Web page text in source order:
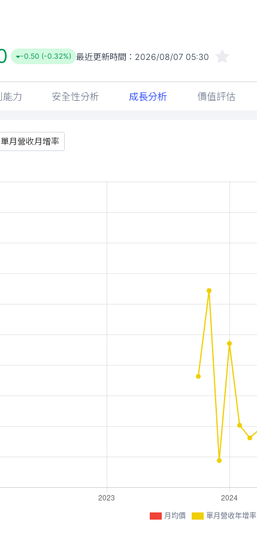
-0.50 (-0.32%) 最近更新時間： 2026/08/07 05:30
能力 安全性分析 成長分析 價值評估
單月營收月增率
月均價 單月營收年增率